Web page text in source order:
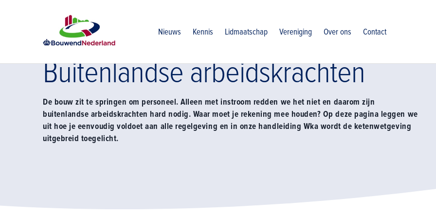
Nieuws Kennis Lidmaatschap Vereniging Over ons Contact
Kennis
Buitenlandse arbeidskrachten
De bouw zit te springen om personeel. Alleen met instroom redden we het niet en daarom zijn
buitenlandse arbeidskrachten hard nodig. Waar moet je rekening mee houden? Op deze pagina leggen we
uit hoe je eenvoudig voldoet aan alle regelgeving en in onze handleiding Wka wordt de ketenwetgeving
uitgebreid toegelicht.